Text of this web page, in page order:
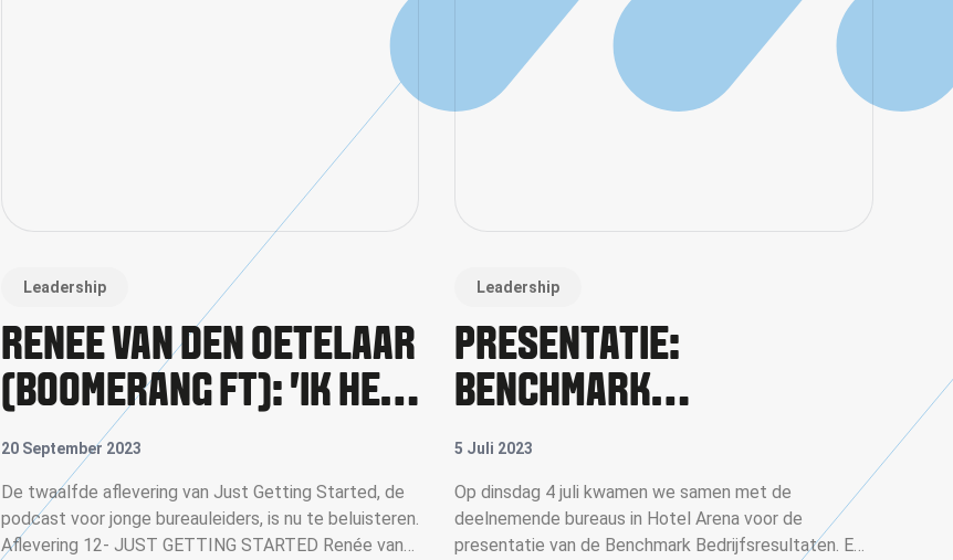
Leadership
RENÉE VAN DEN OETELAAR
(BOOMERANG FT): 'IK HEB
EEN STERKE VISIE OP
TALENT'
20 September 2023
De twaalfde aflevering van Just Getting Started, de
podcast voor jonge bureauleiders, is nu te beluisteren.
Aflevering 12- JUST GETTING STARTED Renée van
Leadership
PRESENTATIE:
BENCHMARK
BEDRIJFSRESULTATEN
2022-2023
5 Juli 2023
Op dinsdag 4 juli kwamen we samen met de
deelnemende bureaus in Hotel Arena voor de
presentatie van de Benchmark Bedrijfsresultaten. Een